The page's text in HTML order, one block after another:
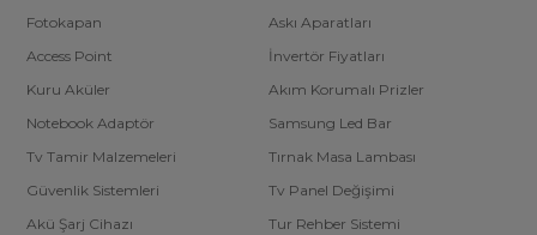
Fotokapan
Askı Aparatları
Access Point
İnvertör Fiyatları
Kuru Aküler
Akım Korumalı Prizler
Notebook Adaptör
Samsung Led Bar
Tv Tamir Malzemeleri
Tırnak Masa Lambası
Güvenlik Sistemleri
Tv Panel Değişimi
Akü Şarj Cihazı
Tur Rehber Sistemi